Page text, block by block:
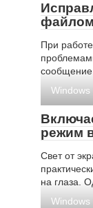
файлом
При
Windows
режим
Свет от
на глаза.
Windows